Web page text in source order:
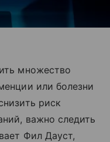
множество
или болезни
риск
важно следить
Фил Дауст,